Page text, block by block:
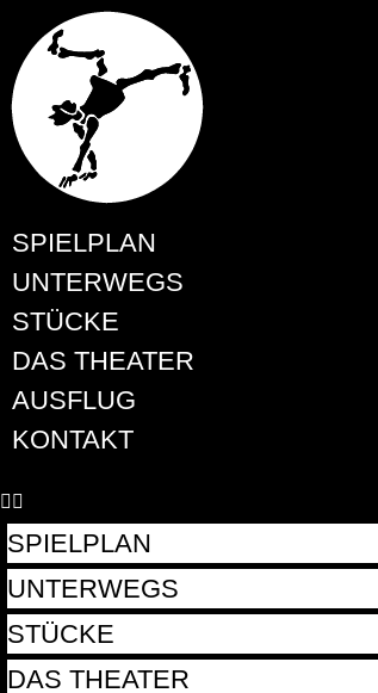
SPIELPLAN
UNTERWEGS
STÜCKE
DAS THEATER
AUSFLUG
KONTAKT
SPIELPLAN
UNTERWEGS
STÜCKE
DAS THEATER